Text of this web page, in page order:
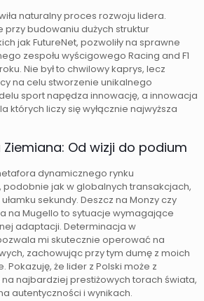
naturalny proces rozwoju lidera.
budowaniu dużych struktur
jak FutureNet, pozwoliły na sprawne
zespołu wyścigowego Racing and F1
Nie był to chwilowy kaprys, lecz
na celu stworzenie unikalnego
sport napędza innowację, a innowacja
których liczy się wyłącznie najwyższa
Od wizji do podium
dynamicznego rynku
podobnie jak w globalnych transakcjach,
sekundy. Deszcz na Monzy czy
na Mugello to sytuacje wymagające
adaptacji. Determinacja w
mi skutecznie operować na
zachowując przy tym dumę z moich
Pokazuję, że lider z Polski może z
najbardziej prestiżowych torach świata,
autentyczności i wynikach.